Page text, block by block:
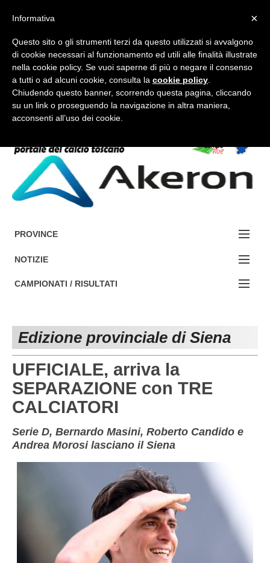
FORUM-ACCEDI
Accedi / Registrati
PROVINCE
EDIZIONE:
AREZZO
GROSSETO
LIVORNO
LUCCA
MASSA CARRARA
PISA
NOTIZIE
NOTIZIE:
Le iniziative di TOSCANA GOL
Beach soccer
Rappresentative regionali e provinciali
FIGC Toscana
Calcio femminile
CAMPIONATI / RISULTATI
NAZIONALI
Edizione provinciale di Siena
UFFICIALE, arriva la
SEPARAZIONE con TRE
CALCIATORI
Serie D, Bernardo Masini, Roberto Candido e
Andrea Morosi lasciano il Siena
×
Informativa
Questo sito o gli strumenti terzi da questo utilizzati si avvalgono
di cookie necessari al funzionamento ed utili alle finalità illustrate
nella cookie policy. Se vuoi saperne di più o negare il consenso
a tutti o ad alcuni cookie, consulta la cookie policy
Chiudendo questo banner, scorrendo questa pagina, cliccando
su un link o proseguendo la navigazione in altra maniera,
acconsenti all’uso dei cookie.